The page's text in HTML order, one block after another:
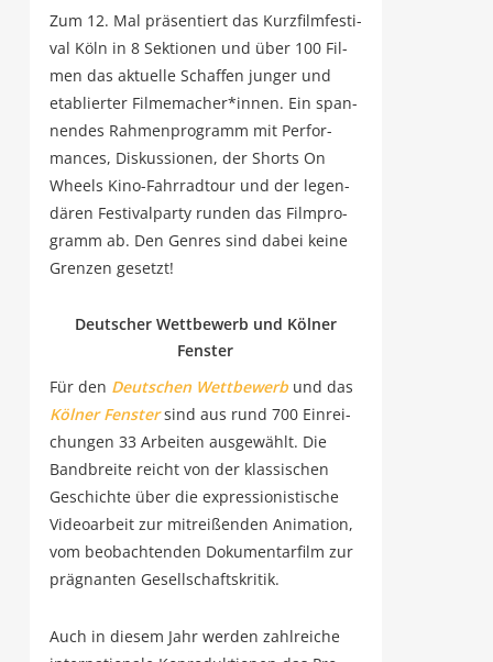
Zum 12. Mal prä­sen­tiert das Kurz­film­fes­ti­
val Köln in 8 Sek­tio­nen und über 100 Fil­
men das aktu­el­le Schaf­fen jun­ger und
eta­blier­ter Filmemacher*innen. Ein span­
nen­des Rah­men­pro­gramm mit Per­for­
man­ces, Dis­kus­sio­nen, der Shorts On
Wheels Kino-Fahr­rad­tour und der legen­
dä­ren Fes­ti­val­par­ty run­den das Film­pro­
gramm ab. Den Gen­res sind dabei kei­ne
Gren­zen gesetzt!
Deut­scher Wett­be­werb und Köl­ner
Fenster
Für den Deut­schen Wett­be­werbund das
Köl­ner Fens­ter sind aus rund 700 Ein­rei­
chun­gen 33 Arbei­ten aus­ge­wählt. Die
Band­brei­te reicht von der klas­si­schen
Geschich­te über die expres­sio­nis­ti­sche
Video­ar­beit zur mit­rei­ßen­den Ani­ma­ti­on,
vom beob­ach­ten­den Doku­men­tar­film zur
prä­gnan­ten Gesellschaftskritik.
Auch in die­sem Jahr wer­den zahl­rei­che